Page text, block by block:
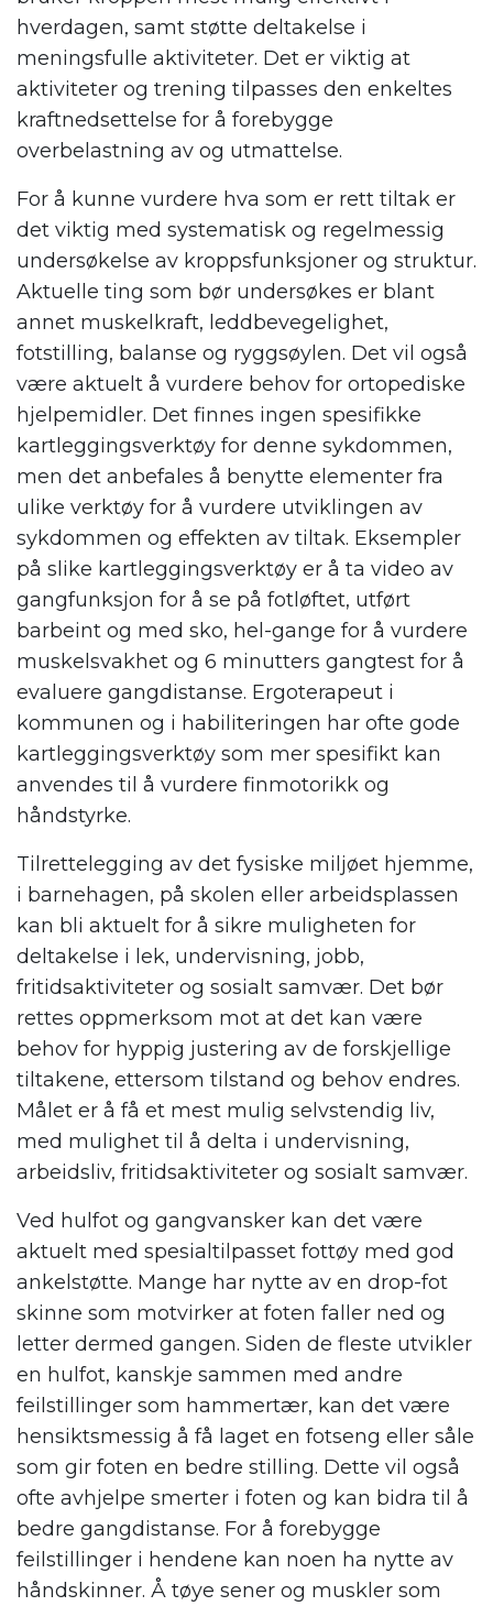
hverdagen, samt støtte deltakelse i
meningsfulle aktiviteter. Det er viktig at
aktiviteter og trening tilpasses den enkeltes
kraftnedsettelse for å forebygge
overbelastning av og utmattelse.
For å kunne vurdere hva som er rett tiltak er
det viktig med systematisk og regelmessig
undersøkelse av kroppsfunksjoner og struktur.
Aktuelle ting som bør undersøkes er blant
annet muskelkraft, leddbevegelighet,
fotstilling, balanse og ryggsøylen. Det vil også
være aktuelt å vurdere behov for ortopediske
hjelpemidler. Det finnes ingen spesifikke
kartleggingsverktøy for denne sykdommen,
men det anbefales å benytte elementer fra
ulike verktøy for å vurdere utviklingen av
sykdommen og effekten av tiltak. Eksempler
på slike kartleggingsverktøy er å ta video av
gangfunksjon for å se på fotløftet, utført
barbeint og med sko, hel-gange for å vurdere
muskelsvakhet og 6 minutters gangtest for å
evaluere gangdistanse. Ergoterapeut i
kommunen og i habiliteringen har ofte gode
kartleggingsverktøy som mer spesifikt kan
anvendes til å vurdere finmotorikk og
håndstyrke.
Tilrettelegging av det fysiske miljøet hjemme,
i barnehagen, på skolen eller arbeidsplassen
kan bli aktuelt for å sikre muligheten for
deltakelse i lek, undervisning, jobb,
fritidsaktiviteter og sosialt samvær. Det bør
rettes oppmerksom mot at det kan være
behov for hyppig justering av de forskjellige
tiltakene, ettersom tilstand og behov endres.
Målet er å få et mest mulig selvstendig liv,
med mulighet til å delta i undervisning,
arbeidsliv, fritidsaktiviteter og sosialt samvær.
Ved hulfot og gangvansker kan det være
aktuelt med spesialtilpasset fottøy med god
ankelstøtte. Mange har nytte av en drop-fot
skinne som motvirker at foten faller ned og
letter dermed gangen. Siden de fleste utvikler
en hulfot, kanskje sammen med andre
feilstillinger som hammertær, kan det være
hensiktsmessig å få laget en fotseng eller såle
som gir foten en bedre stilling. Dette vil også
ofte avhjelpe smerter i foten og kan bidra til å
bedre gangdistanse. For å forebygge
feilstillinger i hendene kan noen ha nytte av
håndskinner. Å tøye sener og muskler som